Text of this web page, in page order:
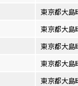
東京都大島
東京都大島
東京都大島
東京都大島
東京都大島